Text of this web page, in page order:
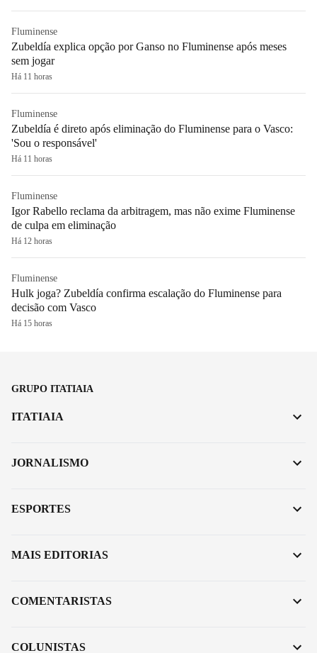
Fluminense
Zubeldía explica opção por Ganso no Fluminense após meses
sem jogar
Há 11 horas
Fluminense
Zubeldía é direto após eliminação do Fluminense para o Vasco:
'Sou o responsável'
Há 11 horas
Fluminense
Igor Rabello reclama da arbitragem, mas não exime Fluminense
de culpa em eliminação
Há 12 horas
Fluminense
Hulk joga? Zubeldía confirma escalação do Fluminense para
decisão com Vasco
Há 15 horas
GRUPO ITATIAIA
ITATIAIA
JORNALISMO
ESPORTES
MAIS EDITORIAS
COMENTARISTAS
COLUNISTAS